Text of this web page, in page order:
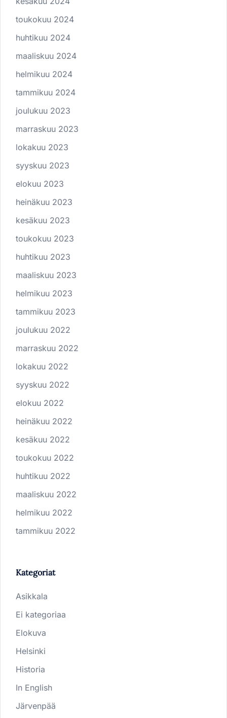
toukokuu 2024
huhtikuu 2024
maaliskuu 2024
helmikuu 2024
tammikuu 2024
joulukuu 2023
marraskuu 2023
lokakuu 2023
syyskuu 2023
elokuu 2023
heinäkuu 2023
kesäkuu 2023
toukokuu 2023
huhtikuu 2023
maaliskuu 2023
helmikuu 2023
tammikuu 2023
joulukuu 2022
marraskuu 2022
lokakuu 2022
syyskuu 2022
elokuu 2022
heinäkuu 2022
kesäkuu 2022
toukokuu 2022
huhtikuu 2022
maaliskuu 2022
helmikuu 2022
tammikuu 2022
Kategoriat
Asikkala
Ei kategoriaa
Elokuva
Helsinki
Historia
In English
Järvenpää